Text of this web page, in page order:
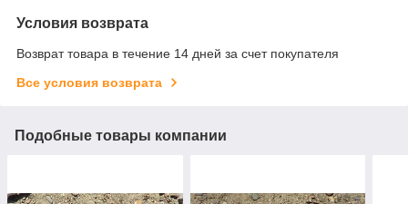
Условия возврата
Возврат товара в течение 14 дней за счет покупателя
Все условия возврата
Подобные товары компании